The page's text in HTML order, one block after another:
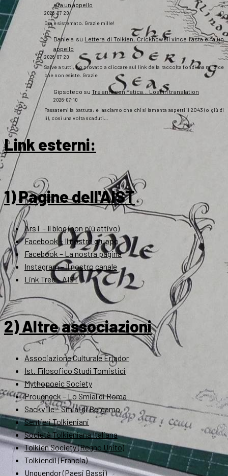
e fa un appello
2026-07-20
Ora è sistemato. Grazie mille!
Daniela su Lettera di Tolkien, Crickhowell vince l’asta e fa un
appello
2026-07-20
Salve a tutti, ho provato a cliccare sul link della raccolta fondi ma mi dice
che non esiste. Grazie
Gipsoteco su Tre anni con Fatica… Lost in translation
2026-07-10
Passatemi la battuta: e lasciamo che chi si lamenta aspetti il 2043 (o giù di
lì), così una volta scaduti…
Link esterni:
1) Pagine dell'AIST
ArsT – Il blog (non più attivo)
Facebook – Il nostro gruppo
Facebook – La nostra pagina
Instagram – Il nostro canale
Link Tree – AIST
2) Altre associazioni
Associazione Culturale Eriador
Ist. Filosofico Studi Tomistici
Mythopoeic Society
Proudneck – Lo Smial di Roma
Sackville – Smial di Bergamo
Sentieri Tolkieniani
Società Tolkieniana Italiana
Tolkien Society (Regno Unito)
Tolkiendil (Francia)
Unquendor (Paesi Bassi)